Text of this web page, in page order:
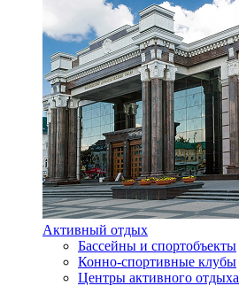
Активный отдых
Бассейны и спортобъекты
Конно-спортивные клубы
Центры активного отдыха